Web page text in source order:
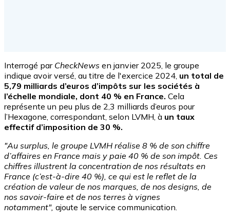
Interrogé par CheckNews en janvier 2025, le groupe
indique avoir versé, au titre de l'exercice 2024, un total de
5,79 milliards d’euros d’impôts sur les sociétés à
l’échelle mondiale, dont 40 % en France. Cela
représente un peu plus de 2,3 milliards d’euros pour
l’Hexagone, correspondant, selon LVMH, à un taux
effectif d’imposition de 30 %.
"Au surplus, le groupe LVMH réalise 8 % de son chiffre
d’affaires en France mais y paie 40 % de son impôt. Ces
chiffres illustrent la concentration de nos résultats en
France (c’est-à-dire 40 %), ce qui est le reflet de la
création de valeur de nos marques, de nos designs, de
nos savoir-faire et de nos terres à vignes
notamment", ajoute le service communication.